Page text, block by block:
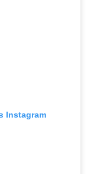
Instagram